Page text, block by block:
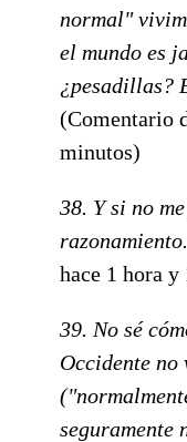
normal"
el mundo es
¿pesadillas?
(Comentario
minutos)
38. Y si no
razonamiento.
hace 1 hora
39. No sé
Occidente no
seguramente